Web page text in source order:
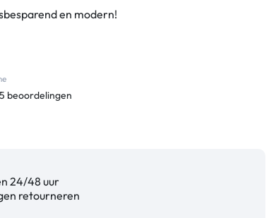
en modern!
beoordelingen
24/48 uur
retourneren